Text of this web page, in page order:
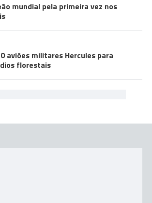
mundial pela primeira vez nos
aviões militares Hercules para
florestais